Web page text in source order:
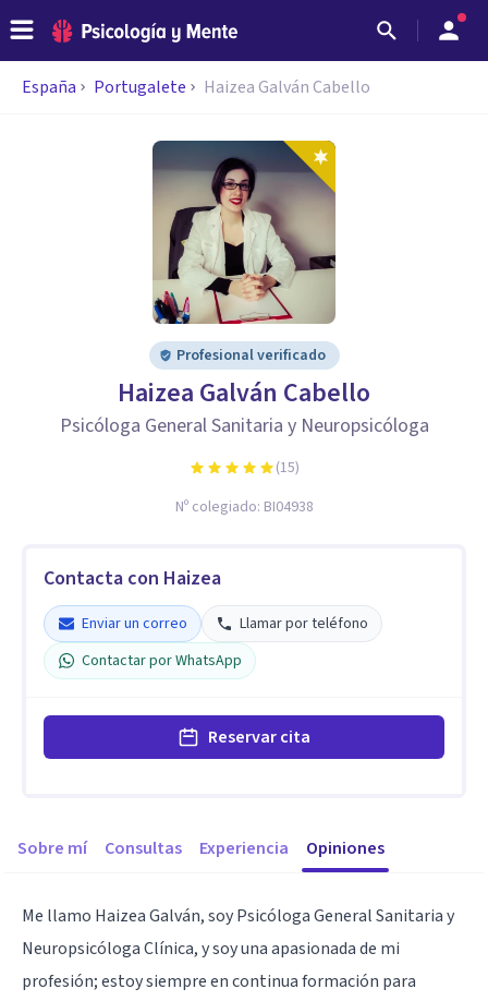
España Portugalete Haizea Galván Cabello
Profesional verificado
Haizea Galván Cabello
Psicóloga General Sanitaria y Neuropsicóloga
(15)
Nº colegiado: BI04938
Contacta con Haizea
Enviar un correo
Llamar por teléfono
Contactar por WhatsApp
Reservar cita
Sobre mí Consultas Experiencia Opiniones
Me llamo Haizea Galván, soy Psicóloga General Sanitaria y
Neuropsicóloga Clínica, y soy una apasionada de mi
profesión; estoy siempre en continua formación para